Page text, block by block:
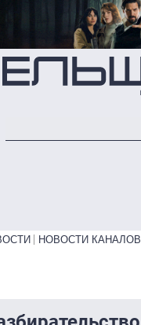
содержанию
НОВОСТИ КАНАЛОВ